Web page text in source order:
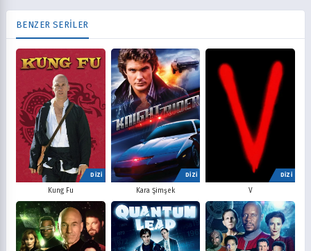
BENZER SERİLER
DİZİ
Kung Fu
DİZİ
Kara Şimşek
DİZİ
V